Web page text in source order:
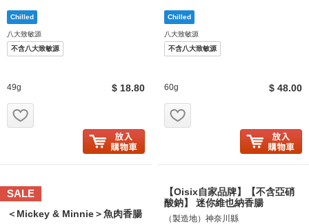
八大致敏源
不含八大致敏源
49g $ 18.80
八大致敏源
不含八大致敏源
60g $ 48.00
SALE
＜Mickey & Minnie＞魚肉香腸
【Oisix自家品牌】【不含亞硝
酸鈉】 迷你維也納香腸
（製造地）神奈川縣